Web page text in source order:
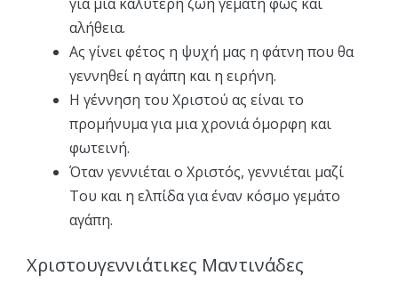
αλήθεια.
Ας γίνει φέτος η ψυχή μας η φάτνη που θα
γεννηθεί η αγάπη και η ειρήνη.
Η γέννηση του Χριστού ας είναι το
προμήνυμα για μια χρονιά όμορφη και
φωτεινή.
Όταν γεννιέται ο Χριστός, γεννιέται μαζί
Του και η ελπίδα για έναν κόσμο γεμάτο
αγάπη.
Χριστουγεννιάτικες Μαντινάδες